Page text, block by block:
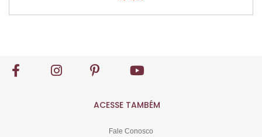
ACESSE TAMBÉM
Fale Conosco